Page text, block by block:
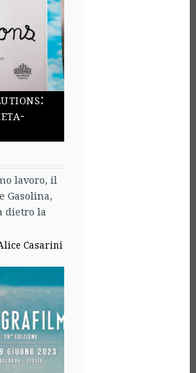
lavoro, il
Gasolina,
dietro la
Casarini